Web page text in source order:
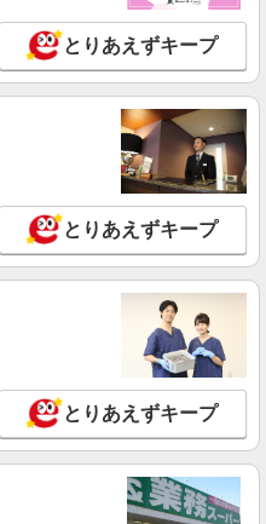
とりあえずキープ
とりあえずキープ
とりあえずキープ